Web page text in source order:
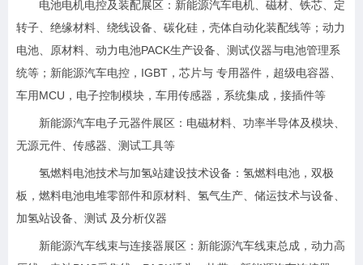
电池电机电控及装配展区：新能源汽车电机、磁材、铁芯、定
转子、绝缘材料、绕线设备、碳化硅，壳体自动化装配线等；动力
电池、原材料、动力电池PACK生产设备、测试仪器与电池管理系
统等；新能源汽车电控，IGBT，芯片与 专用器件，超级电容器、
车用MCU，电子控制模块，车用传感器，系统集成，接插件等
新能源汽车电子元器件展区：电磁材料、功率半导体及模块、
无源元件、传感器、测试工具等
氢燃料电池技术与加氢站建设技术设备：氢燃料电池，双极
板，燃料电池电堆零部件和原材料、氢气生产、储运技术与设备、
加氢站设备、测试 及分析仪器
新能源汽车线束与连接器展区：新能源汽车线束总成，动力高